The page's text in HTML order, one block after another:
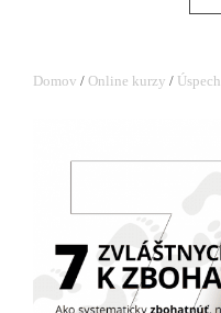
Domov / Online kurzy / Úspech